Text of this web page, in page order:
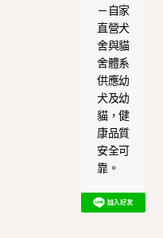
－自家
直營犬
舍與貓
舍體系
供應幼
犬及幼
貓，健
康品質
安全可
靠。